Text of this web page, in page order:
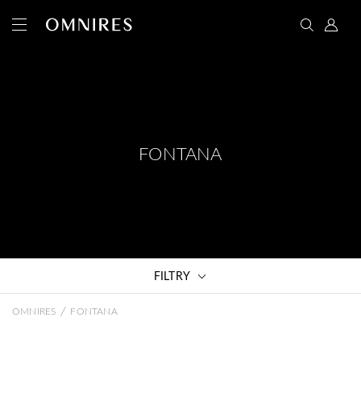
FONTANA
FILTRY
OMNIRES / FONTANA